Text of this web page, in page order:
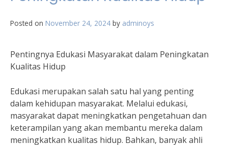
Posted on November 24, 2024 by adminoys
Pentingnya Edukasi Masyarakat dalam Peningkatan
Kualitas Hidup
Edukasi merupakan salah satu hal yang penting
dalam kehidupan masyarakat. Melalui edukasi,
masyarakat dapat meningkatkan pengetahuan dan
keterampilan yang akan membantu mereka dalam
meningkatkan kualitas hidup. Bahkan, banyak ahli